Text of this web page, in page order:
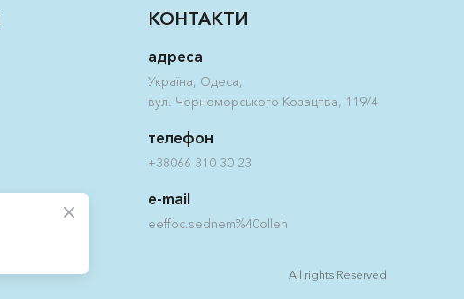
КОНТАКТИ
адреса
Україна, Одеса,
вул. Чорноморського Козацтва, 119/4
телефон
+38066 310 30 23
e-mail
eeffoc.sednem%40olleh
All rights Reserved